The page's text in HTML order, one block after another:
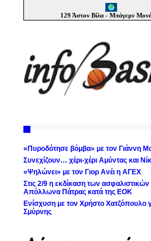
«Πυροδότησε βόμβα» με τον Γιάννη
Συνεχίζουν… χέρι-χέρι Αμύντας και
«Ψηλώνει» με τον Γιορ Ανέι η ΑΓΕΧ
Στις 2/9 η εκδίκαση των
Απόλλωνα Πάτρας κατά της ΕΟΚ
Ενίσχυση με τον Χρήστο Χατζόπουλο
Σμύρνης